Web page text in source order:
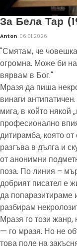
За Бела Тар
Anton 06.01.2026
"Смятам, че
огромна. Може би
вярвам в Бог."
Мразя да пиша
винаги
мига, в който някой
професионално
дитирамба, която
разгъва в дълга и
от анонимни
поза. По линия –
добрият писател е
да попаразитираме
разбирам
Мразя го този
— го мразя. Но не
това поле на